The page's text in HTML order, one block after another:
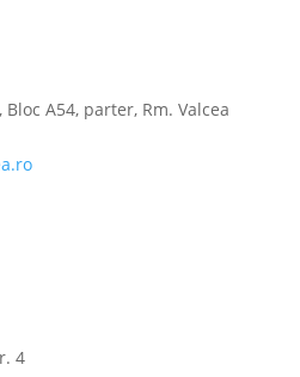
A54, parter, Rm. Valcea
4